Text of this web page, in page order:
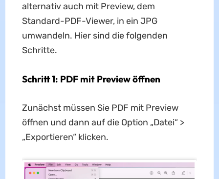
alternativ auch mit Preview, dem
Standard-PDF-Viewer, in ein JPG
umwandeln. Hier sind die folgenden
Schritte.
Schritt 1: PDF mit Preview öffnen
Zunächst müssen Sie PDF mit Preview
öffnen und dann auf die Option „Datei“ >
„Exportieren“ klicken.